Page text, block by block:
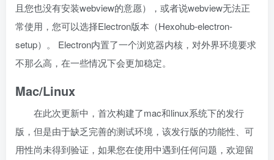
且您也没有安装webview的意愿），或者说webview无法正
常使用，您可以选择Electron版本（Hexohub-electron-
setup）。
Electron内置了一个浏览器内核，对外界环境要求
不那么高，在一些情况下会更加稳定。
Mac/Linux
在此次更新中，首次构建了mac和linux系统下的发行
版，但是由于缺乏完善的测试环境，该发行版的功能性、可
用性尚未得到验证，如果您在使用中遇到任何问题，欢迎留